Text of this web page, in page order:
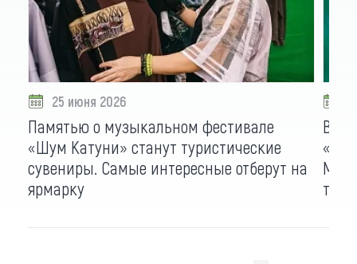
25 июня 2026
Памятью о музыкальном фестивале
«Шум Катуни» станут туристические
сувениры. Самые интересные отберут на
ярмарку